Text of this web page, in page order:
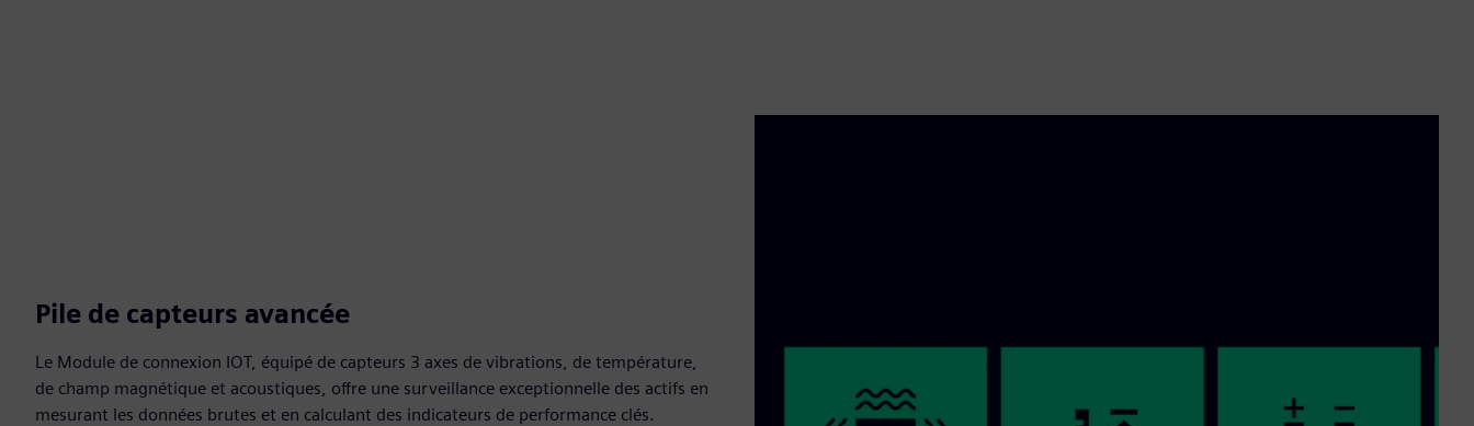
Pile de capteurs avancée
Le Module de connexion IOT, équipé de capteurs 3 axes de vibrations, de température,
de champ magnétique et acoustiques, offre une surveillance exceptionnelle des actifs en
mesurant les données brutes et en calculant des indicateurs de performance clés.